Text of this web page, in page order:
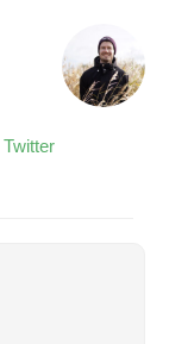
Twitter